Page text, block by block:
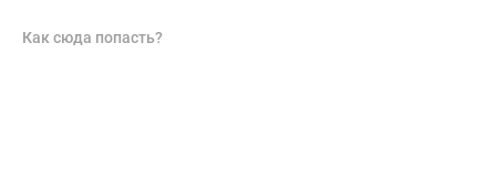
Как сюда попасть?